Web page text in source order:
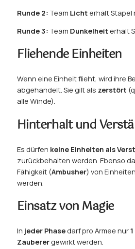
Runde 2: Team Licht erhält Stapel
Runde 3: Team Dunkelheit erhält
Fliehende Einheiten
Wenn eine Einheit flieht, wird ihre
abgehandelt. Sie gilt als zerstört
alle Winde).
Hinterhalt und
Es dürfen keine Einheiten als
zurückbehalten werden. Ebenso
Fähigkeit (Ambusher) von Einheiten
werden.
Einsatz von Magie
In jeder Phasedarf pro Armee nur
Zauberergewirkt werden.